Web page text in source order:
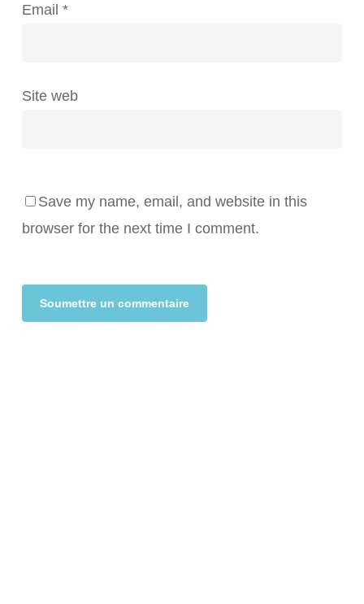
Email *
Site web
Save my name, email, and website in this
browser for the next time I comment.